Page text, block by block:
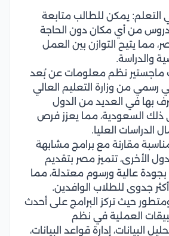
التعلم: يمكن للطالب متابعة
من أي مكان دون الحاجة
مما يتيح التوازن بين العمل
والدراسة.
نظم معلومات عن بُعد
رسمي من وزارة التعليم العالي
بها في العديد من الدول
في ذلك السعودية، مما يعزز فرص
الدراسات العليا.
مقارنة مع برامج مشابهة
الأخرى، تتميز مصر بتقديم
بجودة عالية ورسوم معتدلة، مما
جدوى للطلاب الوافدين.
حيث تركز البرامج على أحدث
العملية في نظم
البيانات، إدارة قواعد البيانات،